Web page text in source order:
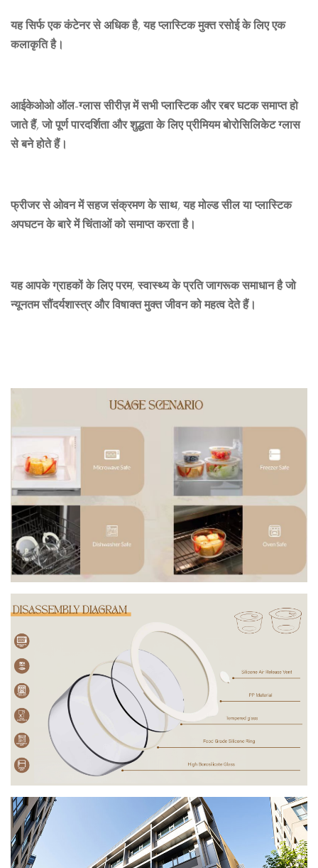
यह सिर्फ एक कंटेनर से अधिक है, यह प्लास्टिक मुक्त रसोई के लिए एक
कलाकृति है।
आईकेओओ ऑल-ग्लास सीरीज़ में सभी प्लास्टिक और रबर घटक समाप्त हो
जाते हैं, जो पूर्ण पारदर्शिता और शुद्धता के लिए प्रीमियम बोरोसिलिकेट ग्लास
से बने होते हैं।
फ्रीजर से ओवन में सहज संक्रमण के साथ, यह मोल्ड सील या प्लास्टिक
अपघटन के बारे में चिंताओं को समाप्त करता है।
यह आपके ग्राहकों के लिए परम, स्वास्थ्य के प्रति जागरूक समाधान है जो
न्यूनतम सौंदर्यशास्त्र और विषाक्त मुक्त जीवन को महत्व देते हैं।